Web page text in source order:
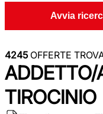
Avvia
4245OFFERTE
ADDETTO/
TIROCINIO